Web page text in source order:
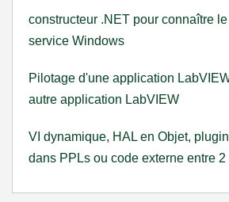
constructeur .NET pour connaître
service Windows
Pilotage d'une application
autre application LabVIEW
VI dynamique, HAL en Objet,
dans PPLs ou code externe entre